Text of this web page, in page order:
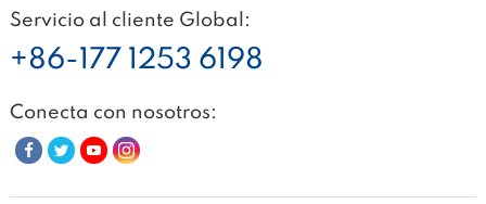
Servicio al cliente Global:
+86-177 1253 6198
Conecta con nosotros: